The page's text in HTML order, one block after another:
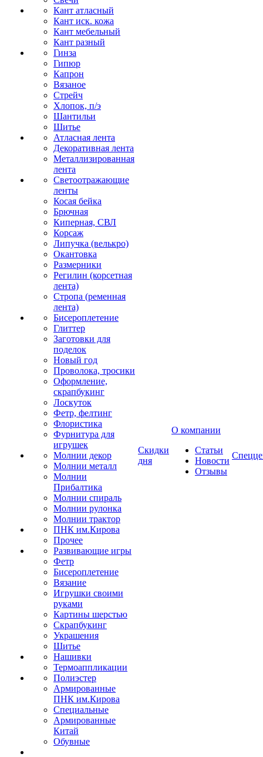
Кант атласный
Кант иск. кожа
Кант мебельный
Кант разный
Гинза
Гипюр
Капрон
Вязаное
Стрейч
Хлопок, п/э
Шантильи
Шитье
Атласная лента
Декоративная лента
Металлизированная
лента
Светоотражающие
ленты
Косая бейка
Брючная
Киперная, СВЛ
Корсаж
Липучка (велькро)
Окантовка
Размерники
Регилин (корсетная
лента)
Стропа (ременная
лента)
Бисероплетение
Глиттер
Заготовки для
поделок
Новый год
Проволока, тросики
Оформление,
скрапбукинг
Лоскуток
Фетр, фелтинг
Флористика
Фурнитура для
игрушек
Молнии декор
Молнии металл
Молнии
Прибалтика
Молнии спираль
Молнии рулонка
Молнии трактор
ПНК им.Кирова
Прочее
Развивающие игры
Фетр
Бисероплетение
Вязание
Игрушки своими
руками
Картины шерстью
Скрапбукинг
Украшения
Шитье
Нашивки
Термоаппликации
Полиэстер
Армированные
ПНК им.Кирова
Специальные
Армированные
Китай
Обувные
Скидки
дня
О компании
Статьи
Новости
Отзывы